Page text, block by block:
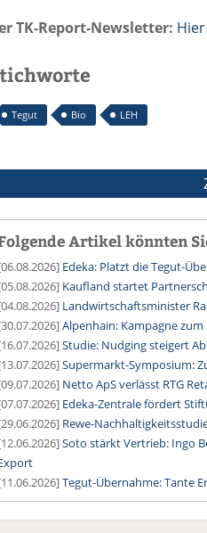
TK-Report-Newsletter:
Tegut Bio LEH
Artikel könnten
Edeka: Platzt die Tegut-
Kaufland startet
Landwirtschaftsminister
Alpenhain: Kampagne
Studie: Nudging steigert
Supermarkt-Symposium:
Netto ApS verlässt RTG
Edeka-Zentrale fördert
Rewe-
Soto stärkt Vertrieb: Ingo
Tegut-Übernahme: Tante